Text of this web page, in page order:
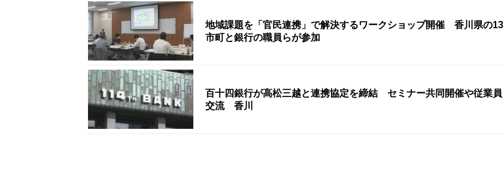
地域課題を「官民連携」で解決するワークショップ開催 香川県の13
市町と銀行の職員らが参加
百十四銀行が高松三越と連携協定を締結 セミナー共同開催や従業員
交流 香川